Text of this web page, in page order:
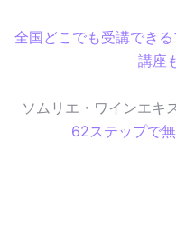
全国どこでも受講でき
講座
ソムリエ・ワインエキ
62ステップで